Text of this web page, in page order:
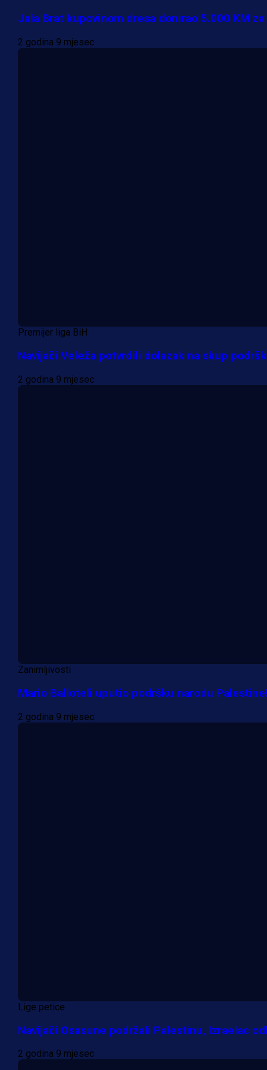
Jala Brat kupovinom dresa donirao 5.000 KM
2 godina 9 mjesec
Premijer liga BiH
Navijači Veleža potvrdili dolazak na skup
2 godina 9 mjesec
Zanimljivosti
Mario Balloteli uputio podršku narodu
2 godina 9 mjesec
Lige petice
Navijači Osasune podržali Palestinu, Izraelac
2 godina 9 mjesec